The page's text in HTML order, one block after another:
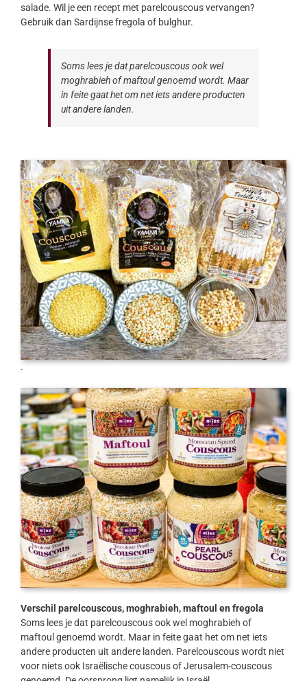
salade. Wil je een recept met parelcouscous vervangen?
Gebruik dan Sardijnse fregola of bulghur.
Soms lees je dat parelcouscous ook wel
moghrabieh of maftoul genoemd wordt. Maar
in feite gaat het om net iets andere producten
uit andere landen.
.
Verschil parelcouscous, moghrabieh, maftoul en fregola
Soms lees je dat parelcouscous ook wel moghrabieh of
maftoul genoemd wordt. Maar in feite gaat het om net iets
andere producten uit andere landen. Parelcouscous wordt niet
voor niets ook Israëlische couscous of Jerusalem-couscous